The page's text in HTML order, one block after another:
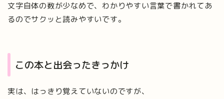
文字自体の数が少なめで、わかりやすい言葉で書かれてあ
るのでサクッと読みやすいです。
この本と出会ったきっかけ
実は、はっきり覚えていないのですが、